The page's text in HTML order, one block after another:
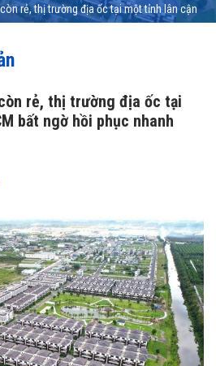
rẻ, thị trường địa ốc tại một tỉnh lân cận
rẻ, thị trường địa ốc tại
bất ngờ hồi phục nhanh